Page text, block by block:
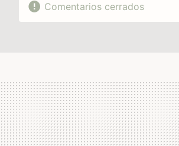
Comentarios cerrados